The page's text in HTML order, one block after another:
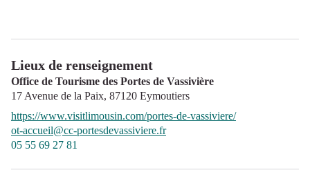
Lieux de renseignement
Office de Tourisme des Portes de Vassivière
17 Avenue de la Paix, 87120 Eymoutiers
https://www.visitlimousin.com/portes-de-vassiviere/
ot-accueil@cc-portesdevassiviere.fr
05 55 69 27 81